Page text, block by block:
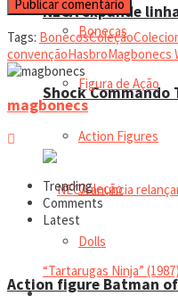
NECA expande
Shock Commando
Bonecas
Figura de Ação
Action Figures
Coleção
Dolls
Manual do colecionador
Tags: BonecosColeção
convençãoHasbroMagbonecs
magbonecs
Trending
Comments
Latest
Action figure Batman